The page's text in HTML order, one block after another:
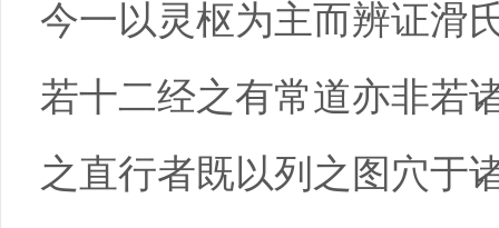
今一以灵枢为主而辨证滑
若十二经之有常道亦非若
之直行者既以列之图穴于